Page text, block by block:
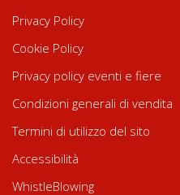
Privacy Policy
Cookie Policy
Privacy policy eventi e fiere
Condizioni generali di vendita
Termini di utilizzo del sito
Accessibilità
WhistleBlowing